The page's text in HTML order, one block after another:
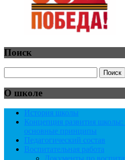
Поиск
О школе
История школы
Концепция развития школы:
основные принципы
Педагогический состав
Воспитательная работа
Документы по